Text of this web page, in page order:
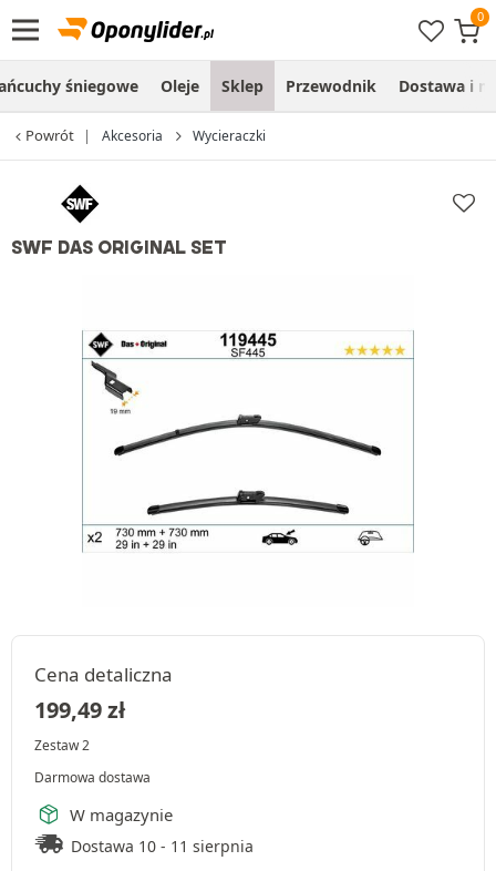
śniegowe Oleje Sklep Przewodnik Dostawa i
Powrót Akcesoria Wycieraczki
SWF DAS ORIGINAL SET
Cena detaliczna
199,49zł
Zestaw 2
Darmowa dostawa
W magazynie
Dostawa 10 - 11 sierpnia